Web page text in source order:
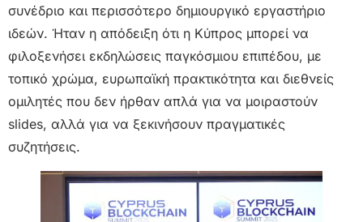
συνέδριο και περισσότερο δημιουργικό εργαστήριο
ιδεών. Ήταν η απόδειξη ότι η Κύπρος μπορεί να
φιλοξενήσει εκδηλώσεις παγκόσμιου επιπέδου, με
τοπικό χρώμα, ευρωπαϊκή πρακτικότητα και διεθνείς
ομιλητές που δεν ήρθαν απλά για να μοιραστούν
slides, αλλά για να ξεκινήσουν πραγματικές
συζητήσεις.